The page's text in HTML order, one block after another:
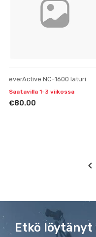
everActive NC-1600 laturi
Saatavilla 1-3 viikossa
€80.00
Etkö löytänyt